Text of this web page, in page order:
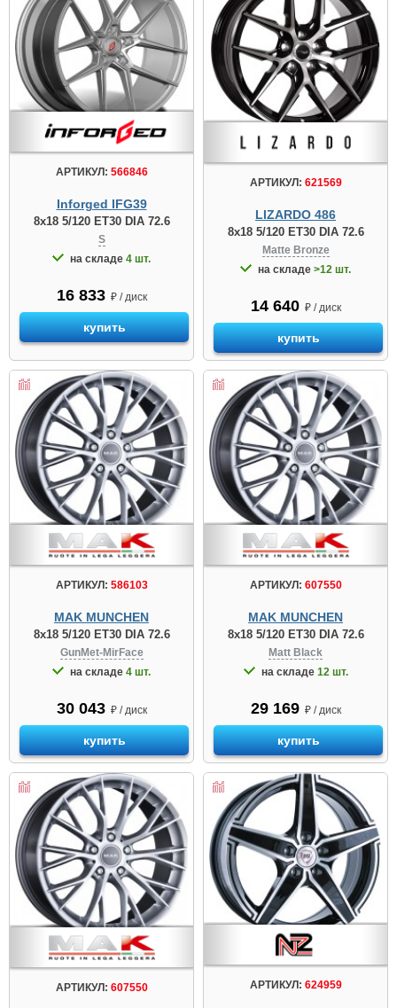
АРТИКУЛ: 566846
Inforged IFG39
8x18 5/120 ET30 DIA 72.6
S
на складе 4 шт.
16 833 ₽ / диск
купить
АРТИКУЛ: 621569
LIZARDO 486
8x18 5/120 ET30 DIA 72.6
Matte Bronze
на складе >12 шт.
14 640 ₽ / диск
купить
АРТИКУЛ: 586103
MAK MUNCHEN
8x18 5/120 ET30 DIA 72.6
GunMet-MirFace
на складе 4 шт.
30 043 ₽ / диск
купить
АРТИКУЛ: 607550
MAK MUNCHEN
8x18 5/120 ET30 DIA 72.6
Matt Black
на складе 12 шт.
29 169 ₽ / диск
купить
АРТИКУЛ: 607550 АРТИКУЛ: 624959